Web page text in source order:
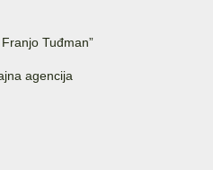
Tuđman”
agencija